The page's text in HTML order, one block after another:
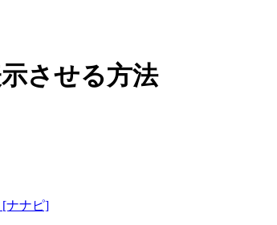
させる方法
[ナナピ]